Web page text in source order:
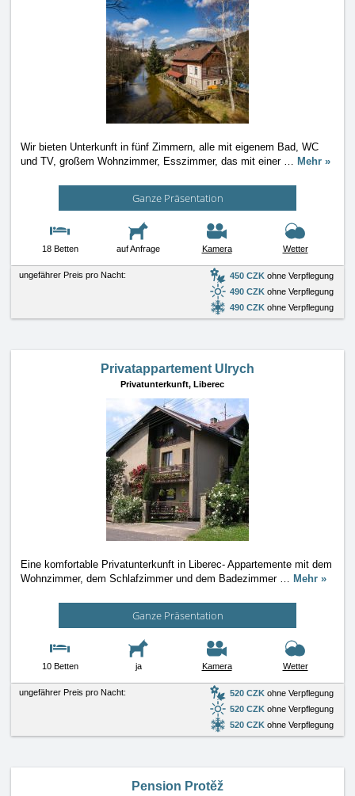
Wir bieten Unterkunft in fünf Zimmern, alle mit eigenem Bad, WC
und TV, großem Wohnzimmer, Esszimmer, das mit einer … Mehr »
Ganze Präsentation
18 Betten auf Anfrage Kamera Wetter
ungefährer Preis pro Nacht: 450 CZK ohne Verpflegung
490 CZK ohne Verpflegung
490 CZK ohne Verpflegung
Privatappartement Ulrych
Privatunterkunft, Liberec
Eine komfortable Privatunterkunft in Liberec- Appartemente mit dem
Wohnzimmer, dem Schlafzimmer und dem Badezimmer … Mehr »
Ganze Präsentation
10 Betten ja Kamera Wetter
ungefährer Preis pro Nacht: 520 CZK ohne Verpflegung
520 CZK ohne Verpflegung
520 CZK ohne Verpflegung
Pension Protěž